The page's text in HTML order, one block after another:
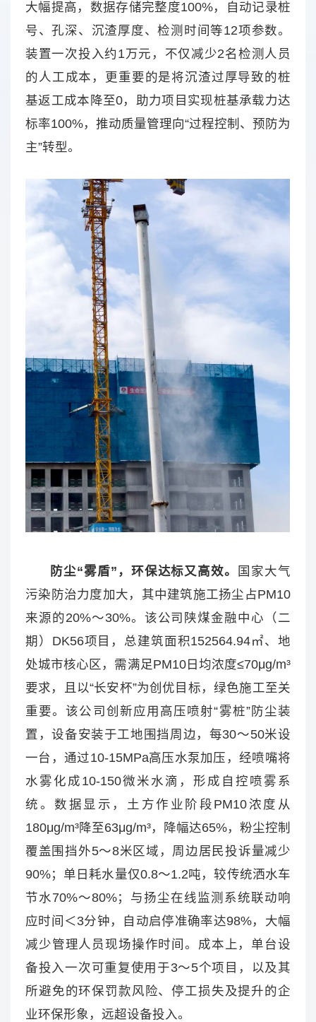
大幅提高，数据存储完整度100%，自动记录桩
号、孔深、沉渣厚度、检测时间等12项参数。
装置一次投入约1万元，不仅减少2名检测人员
的人工成本，更重要的是将沉渣过厚导致的桩
基返工成本降至0，助力项目实现桩基承载力达
标率100%，推动质量管理向“过程控制、预防为
主”转型。
防尘“雾盾”，环保达标又高效。 国家大气
污染防治力度加大，其中建筑施工扬尘占PM10
来源的20%～30%。该公司陕煤金融中心（二
期）DK56项目，总建筑面积152564.94㎡、地
处城市核心区，需满足PM10日均浓度≤70μg/m³
要求，且以“长安杯”为创优目标，绿色施工至关
重要。该公司创新应用高压喷射“雾桩”防尘装
置，设备安装于工地围挡周边，每30～50米设
一台，通过10-15MPa高压水泵加压，经喷嘴将
水雾化成10-150微米水滴，形成自控喷雾系
统。数据显示，土方作业阶段PM10浓度从
180μg/m³降至63μg/m³，降幅达65%，粉尘控制
覆盖围挡外5～8米区域，周边居民投诉量减少
90%；单日耗水量仅0.8～1.2吨，较传统洒水车
节水70%～80%；与扬尘在线监测系统联动响
应时间＜3分钟，自动启停准确率达98%，大幅
减少管理人员现场操作时间。成本上，单台设
备投入一次可重复使用于3～5个项目，以及其
所避免的环保罚款风险、停工损失及提升的企
业环保形象，远超设备投入。